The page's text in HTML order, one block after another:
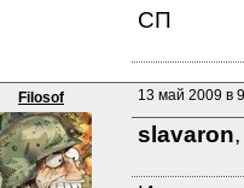
СП
Filosof 13 май 2009 в
slavaron